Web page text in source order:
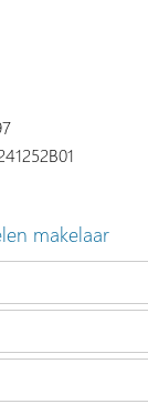
makelaar